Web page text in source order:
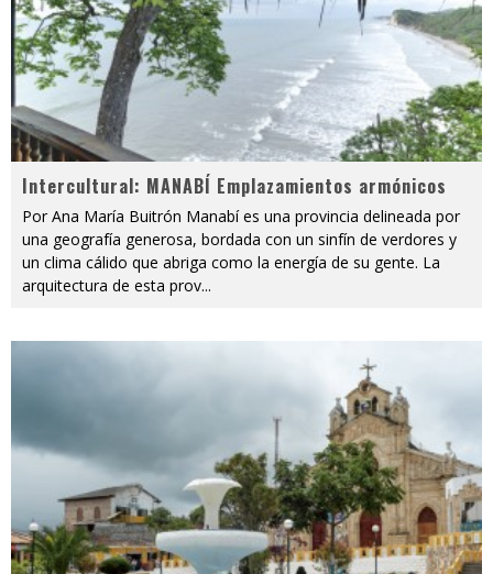
Intercultural: MANABÍ Emplazamientos armónicos
Por Ana María Buitrón Manabí es una provincia delineada por
una geografía generosa, bordada con un sinfín de verdores y
un clima cálido que abriga como la energía de su gente. La
arquitectura de esta prov...